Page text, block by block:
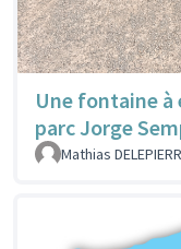
Une fontaine à
parc Jorge
Mathias